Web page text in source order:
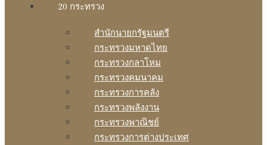
20 กระทรวง
สํานักนายกรัฐมนตรี
กระทรวงมหาดไทย
กระทรวงกลาโหม
กระทรวงคมนาคม
กระทรวงการคลัง
กระทรวงพลังงาน
กระทรวงพาณิชย์
กระทรวงการต่างประเทศ